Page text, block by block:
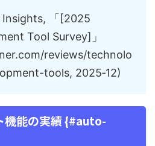
Insights, 「[2025
Tool Survey]」
reviews/technolo
tools, 2025‑12)
機能の実績 {#auto-